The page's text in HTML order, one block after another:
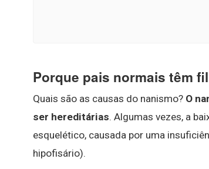
Porque pais normais têm
Quais são as causas do nanismo? O
ser hereditárias. Algumas vezes, a
esquelético, causada por uma
hipofisário).